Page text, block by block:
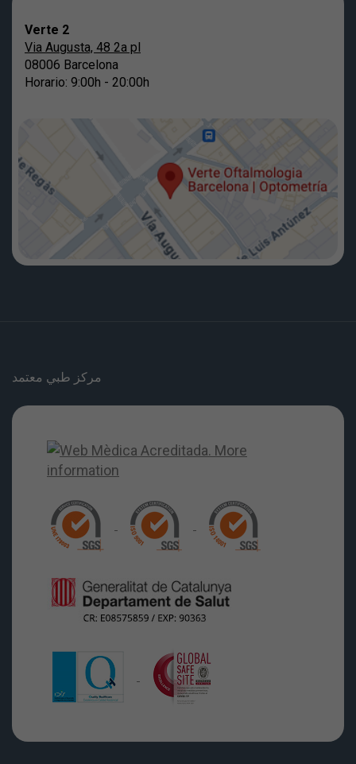
Verte 2
Via Augusta, 48 2a pl
08006 Barcelona
Horario: 9:00h - 20:00h
مركز طبي معتمد